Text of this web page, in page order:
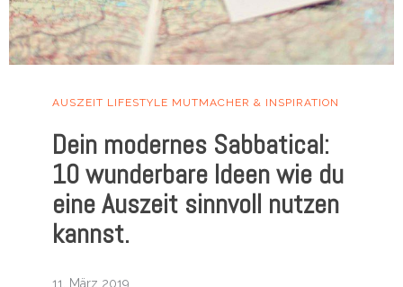
AUSZEIT LIFESTYLE MUTMACHER & INSPIRATION
Dein modernes Sabbatical:
10 wunderbare Ideen wie du
eine Auszeit sinnvoll nutzen
kannst.
11. März 2019